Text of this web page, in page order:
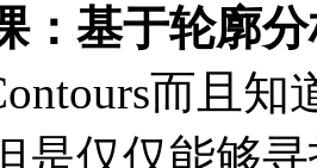
：基于轮廓
而且
是仅仅能够